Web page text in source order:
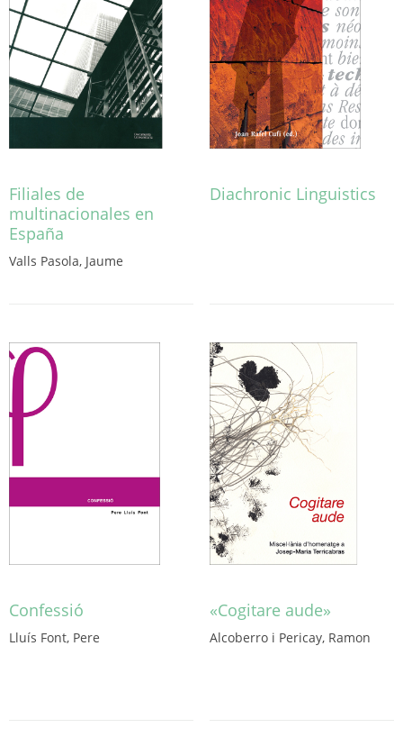
Filiales de
multinacionales en
España
Valls Pasola, Jaume
Diachronic Linguistics
Confessió
Lluís Font, Pere
«Cogitare aude»
Alcoberro i Pericay, Ramon